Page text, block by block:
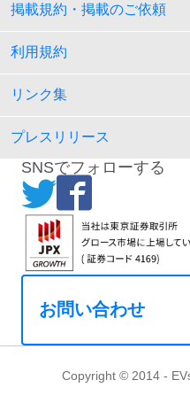
掲載規約・掲載のご依頼
利用規約
リンク集
プレスリリース
SNSでフォローする
お問い合わせ
Copyright © 2014 -